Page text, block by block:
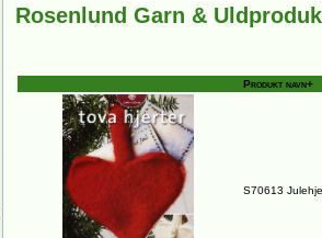
Rosenlund Garn &
Produkt navn+
S70613